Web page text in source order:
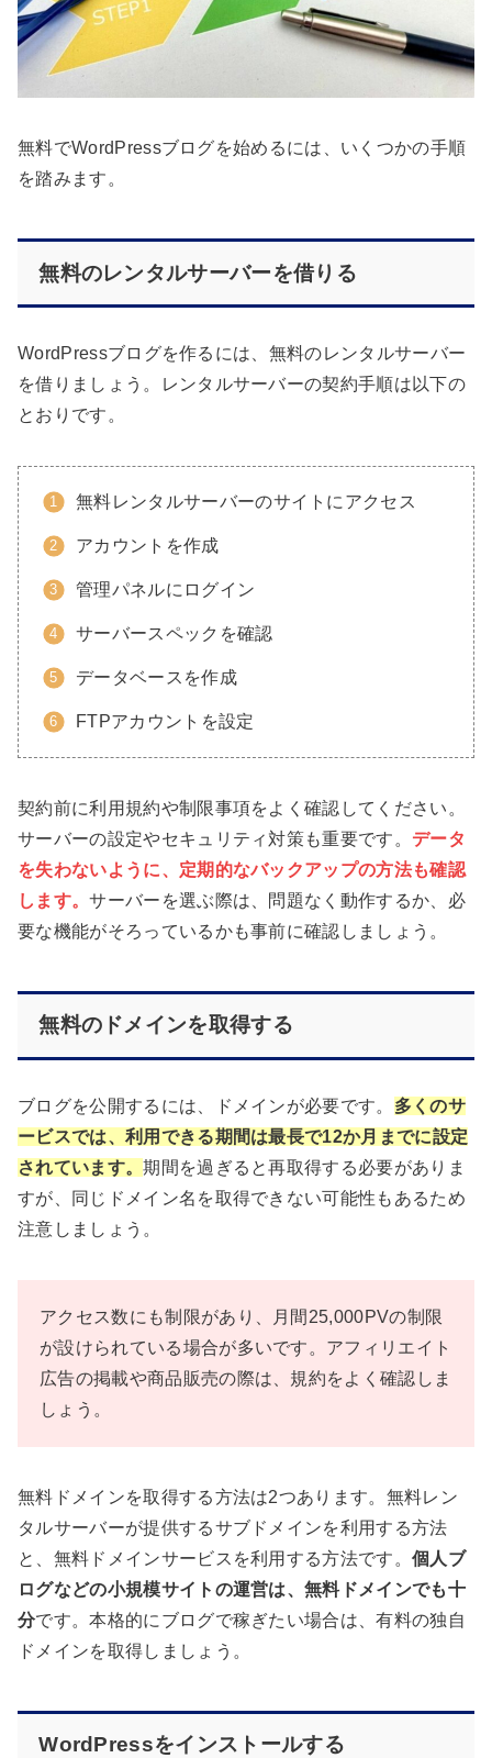
無料でWordPressブログを始めるには、いくつかの手順
を踏みます。
無料のレンタルサーバーを借りる
WordPressブログを作るには、無料のレンタルサーバー
を借りましょう。レンタルサーバーの契約手順は以下の
とおりです。
無料レンタルサーバーのサイトにアクセス
アカウントを作成
管理パネルにログイン
サーバースペックを確認
データベースを作成
FTPアカウントを設定
契約前に利用規約や制限事項をよく確認してください。
サーバーの設定やセキュリティ対策も重要です。 データ
を失わないように、定期的なバックアップの方法も確認
します。サーバーを選ぶ際は、問題なく動作するか、必
要な機能がそろっているかも事前に確認しましょう。
無料のドメインを取得する
ブログを公開するには、ドメインが必要です。 多くのサ
ービスでは、利用できる期間は最長で12か月までに設定
されています。期間を過ぎると再取得する必要がありま
すが、同じドメイン名を取得できない可能性もあるため
注意しましょう。
アクセス数にも制限があり、月間25,000PVの制限
が設けられている場合が多いです。アフィリエイト
広告の掲載や商品販売の際は、規約をよく確認しま
しょう。
無料ドメインを取得する方法は2つあります。無料レン
タルサーバーが提供するサブドメインを利用する方法
と、無料ドメインサービスを利用する方法です。個人ブ
ログなどの小規模サイトの運営は、無料ドメインでも十
分です。本格的にブログで稼ぎたい場合は、有料の独自
ドメインを取得しましょう。
WordPressをインストールする